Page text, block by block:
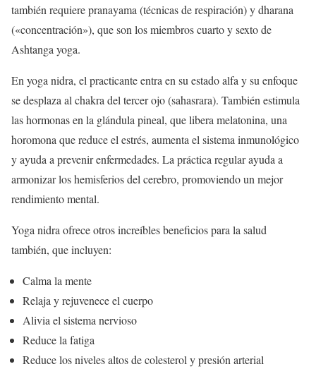
también requiere pranayama (técnicas de respiración) y dharana
(«concentración»), que son los miembros cuarto y sexto de
Ashtanga yoga.
En yoga nidra, el practicante entra en su estado alfa y su enfoque
se desplaza al chakra del tercer ojo (sahasrara). También estimula
las hormonas en la glándula pineal, que libera melatonina, una
horomona que reduce el estrés, aumenta el sistema inmunológico
y ayuda a prevenir enfermedades. La práctica regular ayuda a
armonizar los hemisferios del cerebro, promoviendo un mejor
rendimiento mental.
Yoga nidra ofrece otros increíbles beneficios para la salud
también, que incluyen:
Calma la mente
Relaja y rejuvenece el cuerpo
Alivia el sistema nervioso
Reduce la fatiga
Reduce los niveles altos de colesterol y presión arterial